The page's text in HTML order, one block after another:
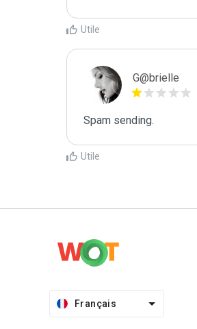
Utile
G@brielle
Spam sending.
Utile
Français